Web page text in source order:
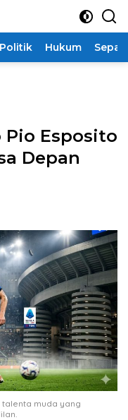
Politik Hukum
Pio Esposito
Depan
talenta muda yang